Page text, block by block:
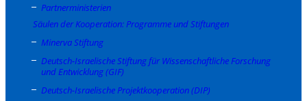
Partnerministerien
Säulen der Kooperation: Programme und Stiftungen
Minerva Stiftung
Deutsch-Israelische Stiftung für Wissenschaftliche Forschung
und Entwicklung (GIF)
Deutsch-Israelische Projektkooperation (DIP)